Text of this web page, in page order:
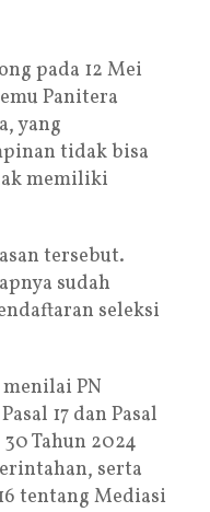
pada 12 Mei
Panitera
yang
tidak bisa
memiliki
tersebut.
sudah
seleksi
PN
17 dan Pasal
Tahun 2024
serta
tentang Mediasi